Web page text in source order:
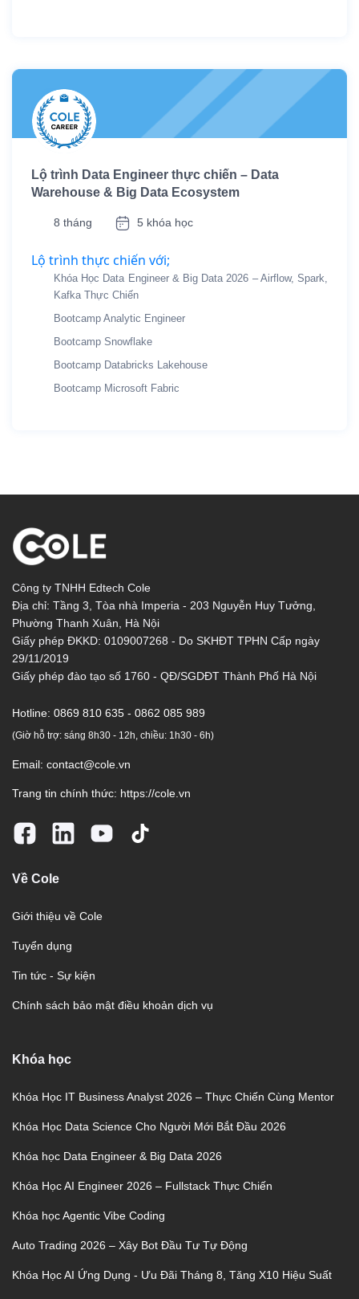
Lộ trình Data Engineer thực chiến – Data
Warehouse & Big Data Ecosystem
8 tháng 5 khóa học
Lộ trình thực chiến với;
Khóa Học Data Engineer & Big Data 2026 – Airflow, Spark,
Kafka Thực Chiến
Bootcamp Analytic Engineer
Bootcamp Snowflake
Bootcamp Databricks Lakehouse
Bootcamp Microsoft Fabric
Công ty TNHH Edtech Cole
Địa chỉ: Tầng 3, Tòa nhà Imperia - 203 Nguyễn Huy Tưởng,
Phường Thanh Xuân, Hà Nội
Giấy phép ĐKKD: 0109007268 - Do SKHĐT TPHN Cấp ngày
29/11/2019
Giấy phép đào tạo số 1760 - QĐ/SGDĐT Thành Phố Hà Nội
Hotline: 0869 810 635 - 0862 085 989
(Giờ hỗ trợ: sáng 8h30 - 12h, chiều: 1h30 - 6h)
Email: contact@cole.vn
Trang tin chính thức: https://cole.vn
Về Cole
Giới thiệu về Cole
Tuyển dụng
Tin tức - Sự kiện
Chính sách bảo mật điều khoản dịch vụ
Khóa học
Khóa Học IT Business Analyst 2026 – Thực Chiến Cùng Mentor
Khóa Học Data Science Cho Người Mới Bắt Đầu 2026
Khóa học Data Engineer & Big Data 2026
Khóa Học AI Engineer 2026 – Fullstack Thực Chiến
Khóa học Agentic Vibe Coding
Auto Trading 2026 – Xây Bot Đầu Tư Tự Động
Khóa Học AI Ứng Dụng - Ưu Đãi Tháng 8, Tăng X10 Hiệu Suất